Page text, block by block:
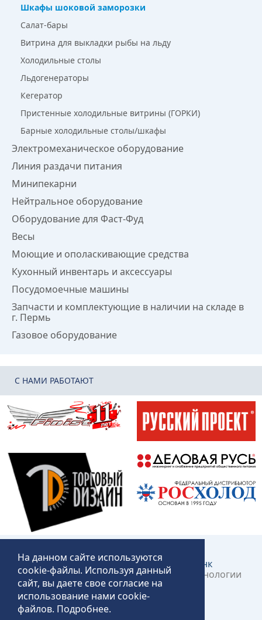
Шкафы шоковой заморозки
Салат-бары
Витрина для выкладки рыбы на льду
Холодильные столы
Льдогенераторы
Кегератор
Пристенные холодильные витрины (ГОРКИ)
Барные холодильные столы/шкафы
Электромеханическое оборудование
Линия раздачи питания
Минипекарни
Нейтральное оборудование
Оборудование для Фаст-Фуд
Весы
Моющие и ополаскивающие средства
Кухонный инвентарь и аксессуары
Посудомоечные машины
Запчасти и комплектующие в наличии на складе в
г. Пермь
Газовое оборудование
C НАМИ РАБОТАЮТ
Создание и продвижение сайта:КликЛинк
©2018 – 2026 «Технопит» – Пермские технологии
общественного питания
На данном сайте используются
cookie-файлы. Используя данный
сайт, вы даете свое согласие на
использование нами cookie-
файлов. Подробнее.